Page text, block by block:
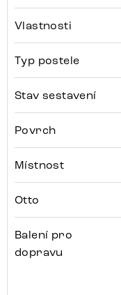
Vlastnosti
Typ postele
Stav sestavení
Povrch
Místnost
Otto
Balení pro
dopravu